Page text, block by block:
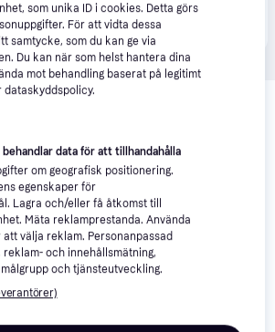
hos 1 butik som valt att inte
urval av produkter som kanske skulle
som unika ID i cookies. Detta görs
För att vidta dessa
samtycke, som du kan ge via
Du kan när som helst hantera dina
mot behandling baserat på legitimt
dataskyddspolicy.
data för att tillhandahålla
om geografisk positionering.
egenskaper för
Lagra och/eller få åtkomst till
Mäta reklamprestanda. Använda
välja reklam. Personanpassad
och innehållsmätning,
och tjänsteutveckling.